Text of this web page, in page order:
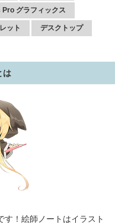
Pro グラフィックス
ット デスクトップ
は
す！絵師ノートはイラスト